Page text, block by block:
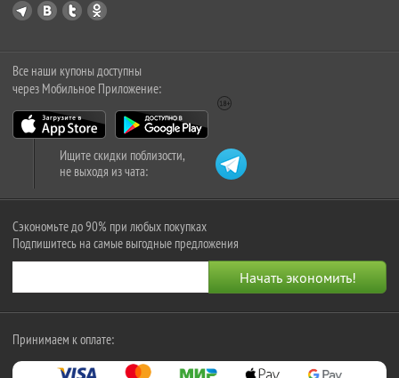
Все наши купоны доступны
через Мобильное Приложение:
Ищите скидки поблизости,
не выходя из чата:
Сэкономьте до 90% при любых покупках
Подпишитесь на самые выгодные предложения
Принимаем к оплате: